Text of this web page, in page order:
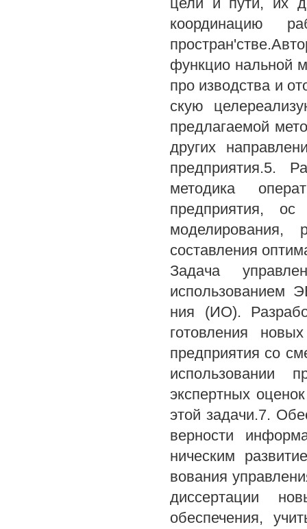
координацию
функцио нальной
про изводства и
скую
предлагаемой
других
предприятия.5.
методика
предприятия,
моделирования,
составления
Задача
использованием
ния (ИО).
готовления
предприятия со
использовании
экспертных
этой задачи.7.
верности
ническим
вования
диссертации
обеспечения,